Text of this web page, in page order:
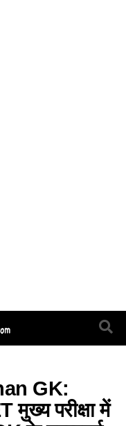
GK:
मुख्य परीक्षा में